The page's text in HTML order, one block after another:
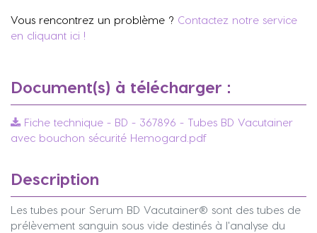
Vous rencontrez un problème ? Contactez notre service
en cliquant ici !
Document(s) à télécharger :
Fiche technique - BD - 367896 - Tubes BD Vacutainer
avec bouchon sécurité Hemogard.pdf
Description
Les tubes pour Serum BD Vacutainer® sont des tubes de
prélèvement sanguin sous vide destinés à l'analyse du